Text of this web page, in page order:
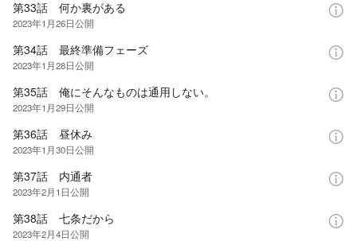
第33話 何か裏がある
2023年1月26日公開
第34話 最終準備フェーズ
2023年1月28日公開
第35話 俺にそんなものは通用しない。
2023年1月29日公開
第36話 昼休み
2023年1月30日公開
第37話 内通者
2023年2月1日公開
第38話 七条だから
2023年2月4日公開